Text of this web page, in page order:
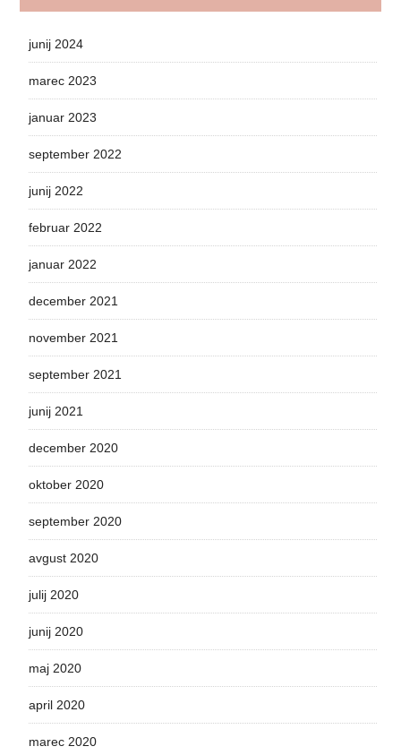
junij 2024
marec 2023
januar 2023
september 2022
junij 2022
februar 2022
januar 2022
december 2021
november 2021
september 2021
junij 2021
december 2020
oktober 2020
september 2020
avgust 2020
julij 2020
junij 2020
maj 2020
april 2020
marec 2020